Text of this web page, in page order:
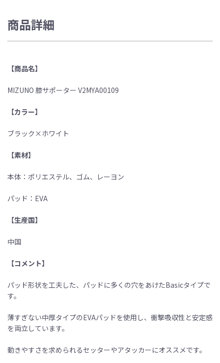
商品詳細
【商品名】
MIZUNO 膝サポーター V2MYA00109
【カラー】
ブラック×ホワイト
【素材】
本体：ポリエステル、ゴム、レーヨン
パッド：EVA
【生産国】
中国
【コメント】
パッド形状を工夫した、パッドに多くの穴をあけたBasicタイプで
す。
薄すぎない中厚タイプのEVAパッドを使用し、衝撃吸収性と安定感
を両立しています。
動きやすさを求められるセッターやアタッカーにオススメです。